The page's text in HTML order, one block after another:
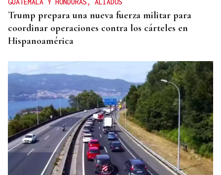
GUATEMALA Y HONDURAS, ALIADOS
Trump prepara una nueva fuerza militar para
coordinar operaciones contra los cárteles en
Hispanoamérica